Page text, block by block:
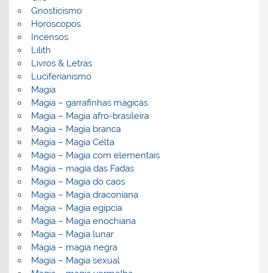
Gnosticismo
Horoscopos
Incensos
Lilith
Livros & Letras
Luciferianismo
Magia
Magia – garrafinhas mágicas
Magia – Magia afro-brasileira
Magia – Magia branca
Magia – Magia Celta
Magia – Magia com elementais
Magia – magia das Fadas
Magia – Magia do caos
Magia – Magia draconiana
Magia – Magia egípcia
Magia – Magia enochiana
Magia – Magia lunar
Magia – magia negra
Magia – Magia sexual